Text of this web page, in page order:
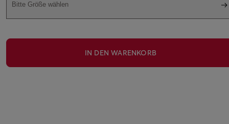
Bitte Größe wählen
IN DEN WARENKORB